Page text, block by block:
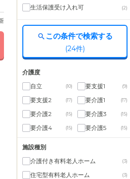
生活保護受け入れ可 (2)
この条件で検索する
(24件)
介護度
自立
(10) 要支援1 (9)
要支援2 (17) 要介護1 (17)
要介護2 (15) 要介護3 (15)
要介護4 (15) 要介護5 (15)
施設種別
介護付き有料老人ホーム
(3)
住宅型有料老人ホーム (3)